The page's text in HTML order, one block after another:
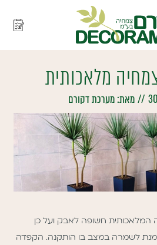
מלאכותית
// מאת: מערכת דקורם
המלאכותית חשופה לאבק ועל כן
מנת לשמרה במצב בו הותקנה. הקפדה